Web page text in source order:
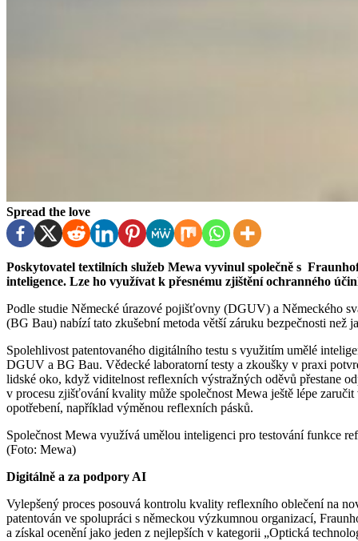
Spread the love
Poskytovatel textilních služeb Mewa vyvinul společně s Fraunhoferovým institutem testovací postup s podporou umělé
inteligence. Lze ho využívat k přesnému zjištění ochranného
Podle studie Německé úrazové pojišťovny (DGUV) a Německého
(BG Bau) nabízí tato zkušební metoda větší záruku bezpečnosti než
Spolehlivost patentovaného digitálního testu s využitím umělé
DGUV a BG Bau. Vědecké laboratorní testy a zkoušky v praxi
lidské oko, když viditelnost reflexních výstražných oděvů přestane
v procesu zjišťování kvality může společnost Mewa ještě lépe
opotřebení, například výměnou reflexních pásků.
Společnost Mewa využívá umělou inteligenci pro testování funkce
(Foto: Mewa)
Digitálně a za podpory AI
Vylepšený proces posouvá kontrolu kvality reflexního oblečení na
patentován ve spolupráci s německou výzkumnou organizací,
a získal ocenění jako jeden z nejlepších v kategorii „Optická